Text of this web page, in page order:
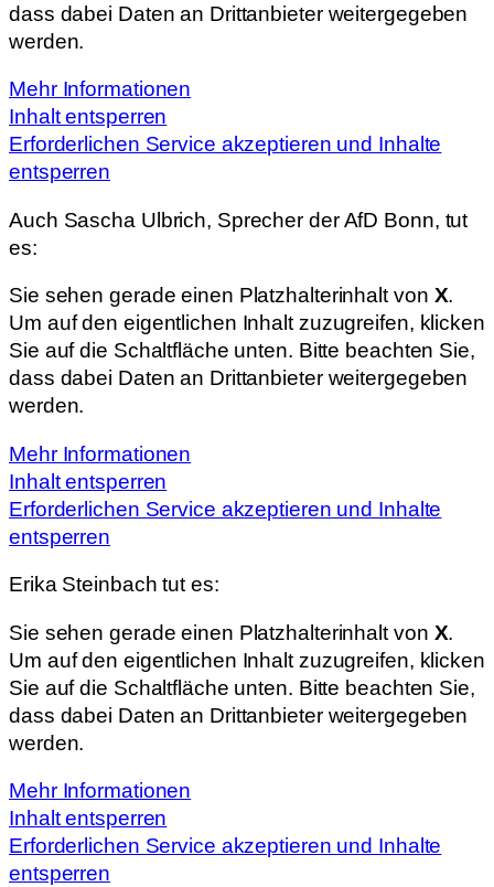
dass dabei Daten an Drittanbieter weitergegeben
werden.
Mehr Informationen
Inhalt entsperren
Erforderlichen Service akzeptieren und Inhalte
entsperren
Auch Sascha Ulbrich, Sprecher der AfD Bonn, tut
es:
Sie sehen gerade einen Platzhalterinhalt von X.
Um auf den eigentlichen Inhalt zuzugreifen, klicken
Sie auf die Schaltfläche unten. Bitte beachten Sie,
dass dabei Daten an Drittanbieter weitergegeben
werden.
Mehr Informationen
Inhalt entsperren
Erforderlichen Service akzeptieren und Inhalte
entsperren
Erika Steinbach tut es:
Sie sehen gerade einen Platzhalterinhalt von X.
Um auf den eigentlichen Inhalt zuzugreifen, klicken
Sie auf die Schaltfläche unten. Bitte beachten Sie,
dass dabei Daten an Drittanbieter weitergegeben
werden.
Mehr Informationen
Inhalt entsperren
Erforderlichen Service akzeptieren und Inhalte
entsperren